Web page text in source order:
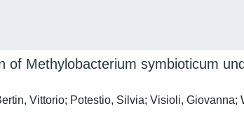
of Methylobacterium symbioticum
Vittorio; Potestio, Silvia; Visioli, Giovanna;